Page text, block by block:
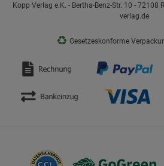
Kopp Verlag e.K. - Bertha-Benz-Str. 10 - 72108
verlag.de
♻ Gesetzeskonforme